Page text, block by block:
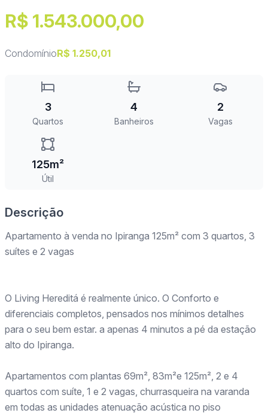
R$ 1.543.000,00
CondomínioR$ 1.250,01
3
Quartos
4
Banheiros
2
Vagas
125m²
Útil
Descrição
Apartamento à venda no Ipiranga 125m² com 3 quartos, 3
suítes e 2 vagas
O Living Hereditá é realmente único. O Conforto e
diferenciais completos, pensados nos mínimos detalhes
para o seu bem estar. a apenas 4 minutos a pé da estação
alto do Ipiranga.
Apartamentos com plantas 69m², 83m²e 125m², 2 e 4
quartos com suíte, 1 e 2 vagas, churrasqueira na varanda
em todas as unidades atenuação acústica no piso